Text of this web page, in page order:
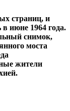
страниц, и
июне 1964 года.
снимок,
моста
жители